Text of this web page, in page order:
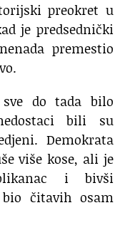
preokret u
je predsednički
premestio
sve do tada bilo
bili su
Demokrata
više kose, ali je
i bivši
bio čitavih osam